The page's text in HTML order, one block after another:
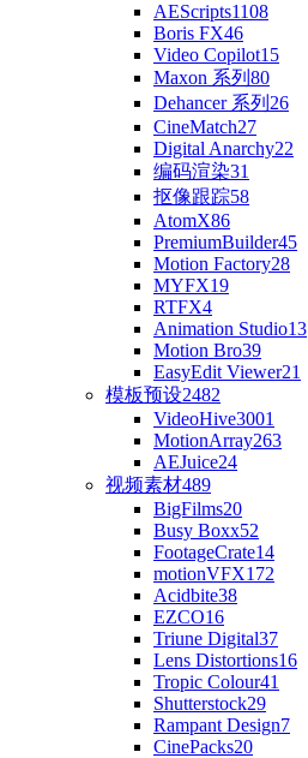
AEScripts1108
Boris FX46
Video Copilot15
Maxon 系列 80
Dehancer 系列 26
CineMatch27
Digital Anarchy22
编码渲染31
抠像跟踪58
AtomX86
PremiumBuilder45
Motion Factory28
MYFX19
RTFX4
Animation Studio13
Motion Bro39
EasyEdit Viewer21
模板预设2482
VideoHive3001
MotionArray263
AEJuice24
视频素材489
BigFilms20
Busy Boxx52
FootageCrate14
motionVFX172
Acidbite38
EZCO16
Triune Digital37
Lens Distortions16
Tropic Colour41
Shutterstock29
Rampant Design7
CinePacks20